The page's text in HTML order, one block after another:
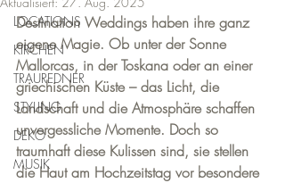
LOCATIONS
KIRCHEN
TRAUREDNER
STYLING
DEKO
MUSIK
Destination Weddings haben ihre ganz
eigene Magie. Ob unter der Sonne
Mallorcas, in der Toskana oder an einer
griechischen Küste – das Licht, die
Landschaft und die Atmosphäre schaffen
unvergessliche Momente. Doch so
traumhaft diese Kulissen sind, sie stellen
die Haut am Hochzeitstag vor besondere